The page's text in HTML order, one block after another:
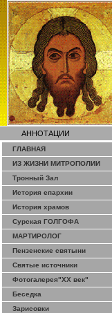
АННОТАЦИИ
ГЛАВНАЯ
ИЗ ЖИЗНИ МИТРОПОЛИИ
Тронный Зал
История епархии
История храмов
Сурская ГОЛГОФА
МАРТИРОЛОГ
Пензенские святыни
Святые источники
Фотогалерея"ХХ век"
Беседка
Зарисовки